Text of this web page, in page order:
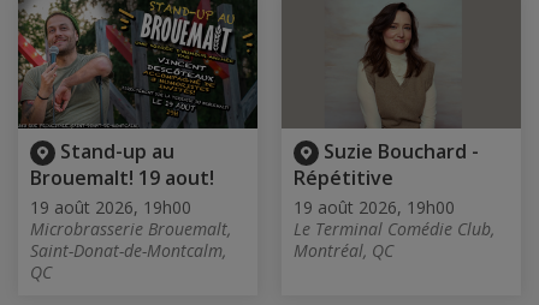
Stand-up au
Brouemalt! 19 aout!
19 août 2026, 19h00
Microbrasserie Brouemalt,
Saint-Donat-de-Montcalm,
QC
Suzie Bouchard -
Répétitive
19 août 2026, 19h00
Le Terminal Comédie Club,
Montréal, QC